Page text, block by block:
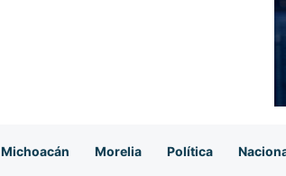
Michoacán Morelia Política